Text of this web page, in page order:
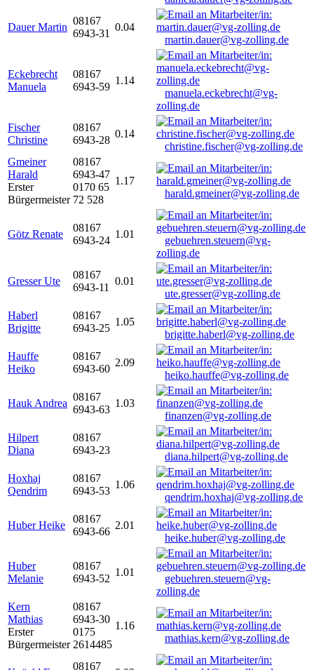
Dauer Martin
08167
6943-31
0.04
martin.dauer@vg-zolling.de
Eckebrecht
Manuela
08167
6943-59
1.14
manuela.eckebrecht@vg-
zolling.de
Fischer
Christine
08167
6943-28
0.14
christine.fischer@vg-zolling.de
Gmeiner
Harald
Erster
Bürgermeister
08167
6943-47
0170 65
72 528
1.17
harald.gmeiner@vg-zolling.de
Götz Renate
08167
6943-24
1.01
gebuehren.steuern@vg-
zolling.de
Gresser Ute
08167
6943-11
0.01
ute.gresser@vg-zolling.de
Haberl
Brigitte
08167
6943-25
1.05
brigitte.haberl@vg-zolling.de
Hauffe
Heiko
08167
6943-60
2.09
heiko.hauffe@vg-zolling.de
Hauk Andrea
08167
6943-63
1.03
finanzen@vg-zolling.de
Hilpert
Diana
08167
6943-23
diana.hilpert@vg-zolling.de
Hoxhaj
Qendrim
08167
6943-53
1.06
qendrim.hoxhaj@vg-zolling.de
Huber Heike
08167
6943-66
2.01
heike.huber@vg-zolling.de
Huber
Melanie
08167
6943-52
1.01
gebuehren.steuern@vg-
zolling.de
Kern
Mathias
Erster
Bürgermeister
08167
6943-30
0175
2614485
1.16
mathias.kern@vg-zolling.de
08167